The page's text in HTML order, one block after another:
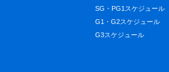
SG・PG1スケジュール
G1・G2スケジュール
G3スケジュール